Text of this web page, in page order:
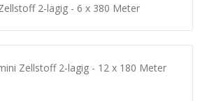
2-lagig - 6 x 380 Meter